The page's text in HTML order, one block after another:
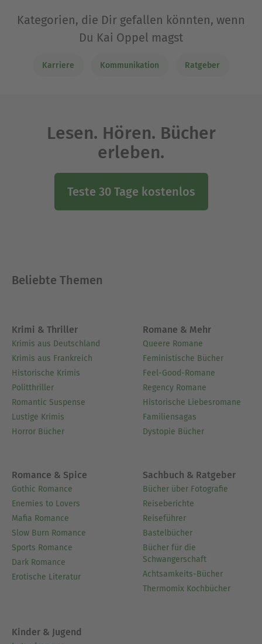
Kategorien, die Dir gefallen könnten, wenn
Du Kai Oppel magst
Karriere Kommunikation Ratgeber
Lesen. Hören. Bücher
erleben.
Teste 30 Tage kostenlos
Beliebte Themen
Krimi & Thriller
Krimis aus Deutschland
Krimis aus Frankreich
Historische Krimis
Politthriller
Romantic Suspense
Lustige Krimis
Horror Bücher
Romane & Mehr
Queere Romane
Feministische Bücher
Feel-Good-Romane
Regency Romane
Historische Liebesromane
Familiensagas
Dystopie Bücher
Romance & Spice
Gothic Romance
Enemies to Lovers
Mafia Romance
Slow Burn Romance
Sports Romance
Dark Romance
Erotische Literatur
Sachbuch & Ratgeber
Bücher über Fotografie
Reiseberichte
Reiseführer
Bastelbücher
Bücher für die
Schwangerschaft
Achtsamkeits-Bücher
Thermomix Kochbücher
Kinder & Jugend